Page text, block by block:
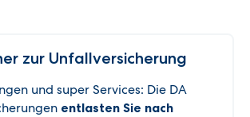
zur Unfallversicherung
und super Services: Die DA
entlasten Sie nach